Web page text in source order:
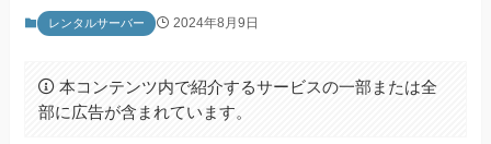
レンタルサーバー 2024年8月9日
本コンテンツ内で紹介するサービスの一部または全
部に広告が含まれています。